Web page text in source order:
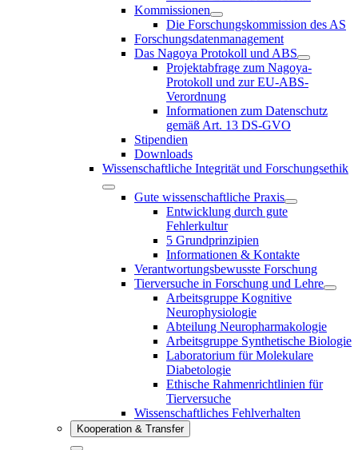
Kommissionen
Die Forschungskommission des AS
Forschungsdatenmanagement
Das Nagoya Protokoll und ABS
Projektabfrage zum Nagoya-
Protokoll und zur EU-ABS-
Verordnung
Informationen zum Datenschutz
gemäß Art. 13 DS-GVO
Stipendien
Downloads
Wissenschaftliche Integrität und Forschungsethik
Gute wissenschaftliche Praxis
Entwicklung durch gute
Fehlerkultur
5 Grundprinzipien
Informationen & Kontakte
Verantwortungsbewusste Forschung
Tierversuche in Forschung und Lehre
Arbeitsgruppe Kognitive
Neurophysiologie
Abteilung Neuropharmakologie
Arbeitsgruppe Synthetische Biologie
Laboratorium für Molekulare
Diabetologie
Ethische Rahmenrichtlinien für
Tierversuche
Wissenschaftliches Fehlverhalten
Kooperation & Transfer